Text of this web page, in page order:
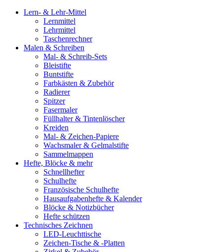
Lern- & Lehr-Mittel
Lernmittel
Lehrmittel
Taschenrechner
Malen & Schreiben
Mal- & Schreib-Sets
Bleistifte
Buntstifte
Farbkästen & Zubehör
Radierer
Spitzer
Fasermaler
Füllhalter & Tintenlöscher
Kreiden
Mal- & Zeichen-Papiere
Wachsmaler & Gelmalstifte
Sammelmappen
Hefte, Blöcke & mehr
Schnellhefter
Schulhefte
Französische Schulhefte
Hausaufgabenhefte & Kalender
Blöcke & Notizbücher
Hefte schützen
Technisches Zeichnen
LED-Leuchttische
Zeichen-Tische & -Platten